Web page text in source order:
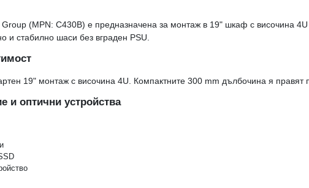
Group (MPN: C430B) е предназначена за монтаж в 19" шкаф с височина
и стабилно шаси без вграден PSU.
19" монтаж с височина 4U. Компактните 300 mm дълбочина я
и оптични устройства